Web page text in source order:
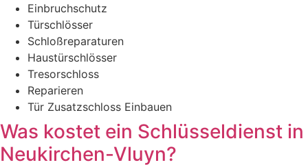
Einbruchschutz
Türschlösser
Schloßreparaturen
Haustürschlösser
Tresorschloss
Reparieren
Tür Zusatzschloss Einbauen
Was kostet ein Schlüsseldienst in
Neukirchen-Vluyn?